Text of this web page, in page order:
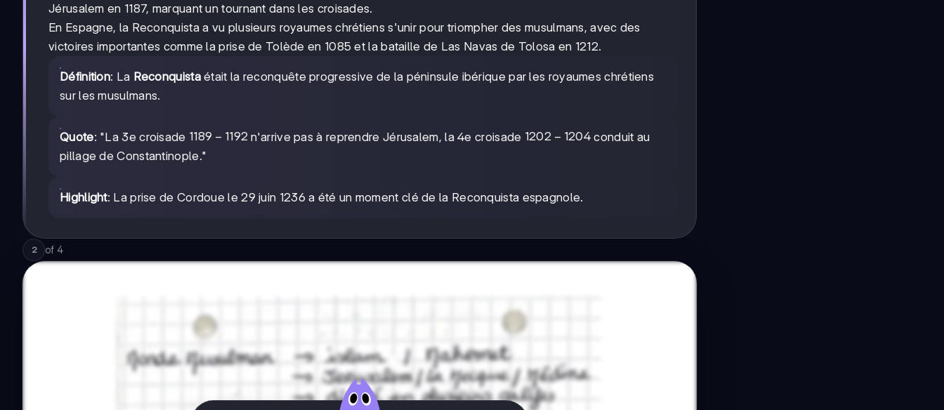
Jérusalem en 1187, marquant un tournant dans les croisades.
En Espagne, la Reconquista a vu plusieurs royaumes chrétiens s'unir pour triompher des musulmans, avec des
victoires importantes comme la prise de Tolède en 1085 et la bataille de Las Navas de Tolosa en 1212.
Définition: La Reconquistaétait la reconquête progressive de la péninsule ibérique par les royaumes chrétiens
sur les musulmans.
Quote: "La 3e croisade 1189-
1192
1189 − 1192 n'arrive pas à reprendre Jérusalem, la 4e croisade 1202-
1202 − 1204 conduit au
pillage de Constantinople."
Highlight: La prise de Cordoue le 29 juin 1236 a été un moment clé de la Reconquista espagnole.
2 of 4